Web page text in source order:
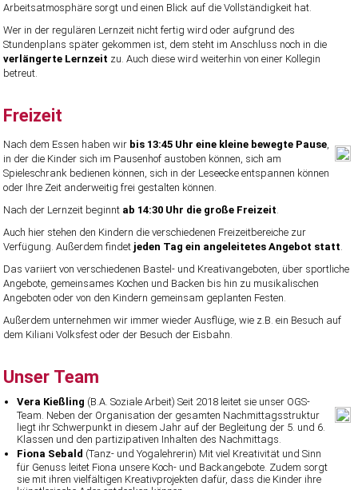
Arbeitsatmosphäre sorgt und einen Blick auf die Vollständigkeit hat.
Wer in der regulären Lernzeit nicht fertig wird oder aufgrund des
Stundenplans später gekommen ist, dem steht im Anschluss noch in die
verlängerte Lernzeit zu. Auch diese wird weiterhin von einer Kollegin
betreut.
Freizeit
Nach dem Essen haben wir bis 13:45 Uhr eine kleine bewegte Pause
in der die Kinder sich im Pausenhof austoben können, sich am
Spieleschrank bedienen können, sich in der Leseecke entspannen können
oder Ihre Zeit anderweitig frei gestalten können.
Nach der Lernzeit beginnt ab 14:30 Uhr die große Freizeit
Auch hier stehen den Kindern die verschiedenen Freizeitbereiche zur
Verfügung. Außerdem findet jeden Tag ein angeleitetes Angebot statt
Das variiert von verschiedenen Bastel- und Kreativangeboten, über sportliche
Angebote, gemeinsames Kochen und Backen bis hin zu musikalischen
Angeboten oder von den Kindern gemeinsam geplanten Festen.
Außerdem unternehmen wir immer wieder Ausflüge, wie z.B. ein Besuch auf
dem Kiliani Volksfest oder der Besuch der Eisbahn.
Unser Team
Vera Kießling (B.A. Soziale Arbeit) Seit 2018 leitet sie unser OGS-
Team. Neben der Organisation der gesamten Nachmittagsstruktur
liegt ihr Schwerpunkt in diesem Jahr auf der Begleitung der 5. und 6.
Klassen und den partizipativen Inhalten des Nachmittags.
Fiona Sebald (Tanz- und Yogalehrerin) Mit viel Kreativität und Sinn
für Genuss leitet Fiona unsere Koch- und Backangebote. Zudem sorgt
sie mit ihren vielfältigen Kreativprojekten dafür, dass die Kinder ihre